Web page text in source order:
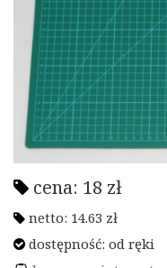
cena: 18 zł
netto: 14.63 zł
dostępność: od ręki